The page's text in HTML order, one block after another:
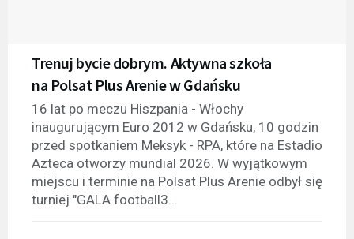
Trenuj bycie dobrym. Aktywna szkoła
na Polsat Plus Arenie w Gdańsku
16 lat po meczu Hiszpania - Włochy
inaugurującym Euro 2012 w Gdańsku, 10 godzin
przed spotkaniem Meksyk - RPA, które na Estadio
Azteca otworzy mundial 2026. W wyjątkowym
miejscu i terminie na Polsat Plus Arenie odbył się
turniej "GALA football3...